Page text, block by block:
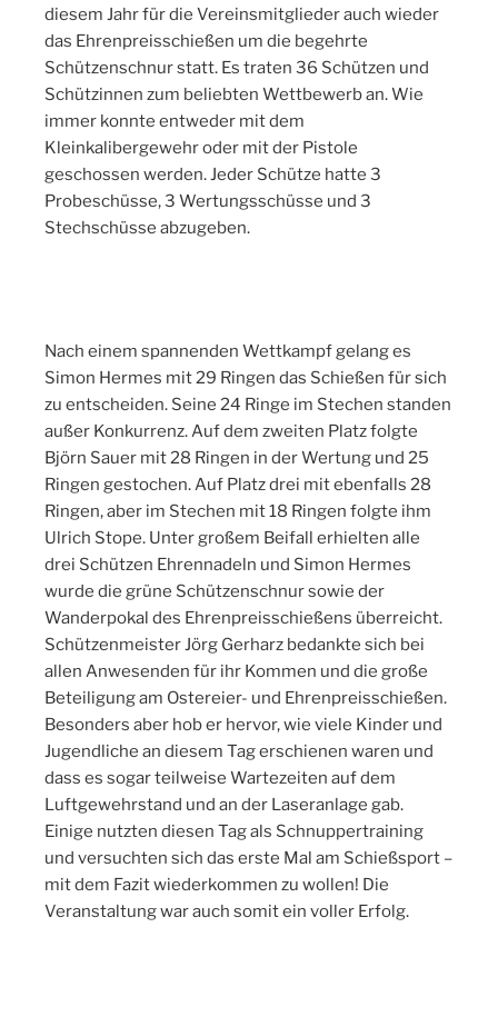
diesem Jahr für die Vereinsmitglieder auch wieder
das Ehrenpreisschießen um die begehrte
Schützenschnur statt. Es traten 36 Schützen und
Schützinnen zum beliebten Wettbewerb an. Wie
immer konnte entweder mit dem
Kleinkalibergewehr oder mit der Pistole
geschossen werden. Jeder Schütze hatte 3
Probeschüsse, 3 Wertungsschüsse und 3
Stechschüsse abzugeben.
Nach einem spannenden Wettkampf gelang es
Simon Hermes mit 29 Ringen das Schießen für sich
zu entscheiden. Seine 24 Ringe im Stechen standen
außer Konkurrenz. Auf dem zweiten Platz folgte
Björn Sauer mit 28 Ringen in der Wertung und 25
Ringen gestochen. Auf Platz drei mit ebenfalls 28
Ringen, aber im Stechen mit 18 Ringen folgte ihm
Ulrich Stope. Unter großem Beifall erhielten alle
drei Schützen Ehrennadeln und Simon Hermes
wurde die grüne Schützenschnur sowie der
Wanderpokal des Ehrenpreisschießens überreicht.
Schützenmeister Jörg Gerharz bedankte sich bei
allen Anwesenden für ihr Kommen und die große
Beteiligung am Ostereier- und Ehrenpreisschießen.
Besonders aber hob er hervor, wie viele Kinder und
Jugendliche an diesem Tag erschienen waren und
dass es sogar teilweise Wartezeiten auf dem
Luftgewehrstand und an der Laseranlage gab.
Einige nutzten diesen Tag als Schnuppertraining
und versuchten sich das erste Mal am Schießsport –
mit dem Fazit wiederkommen zu wollen! Die
Veranstaltung war auch somit ein voller Erfolg.